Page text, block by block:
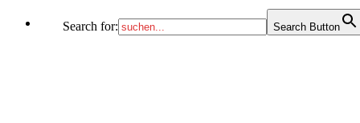
Search for: Search Button